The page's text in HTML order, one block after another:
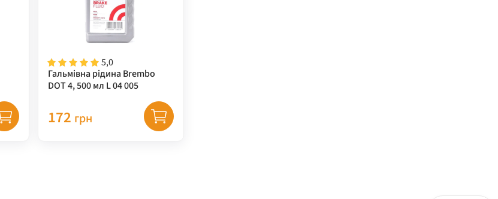
5,0
Гальмівна рідина Brembo
DOT 4, 500 мл L 04 005
172 грн